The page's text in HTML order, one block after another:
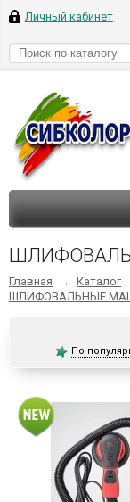
Личный кабинет
Главная → Каталог
ШЛИФОВАЛЬНЫЕ
По